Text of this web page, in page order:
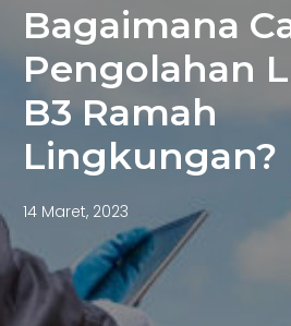
Bagaimana
Pengolahan
B3 Ramah
Lingkungan?
14 Maret, 2023